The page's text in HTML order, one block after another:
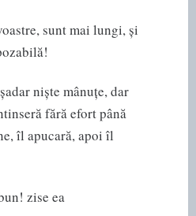
sunt mai lungi, și
niște mânuțe, dar
fără efort până
îl apucară, apoi îl
zise ea